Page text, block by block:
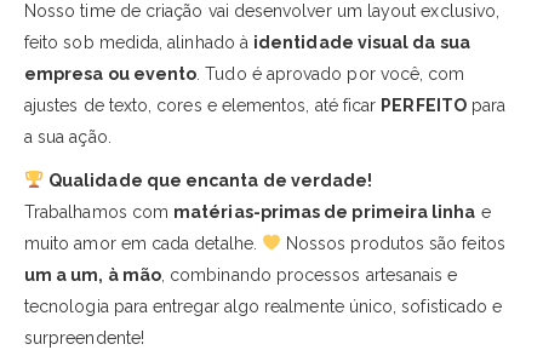
Nosso time de criação vai desenvolver um layout exclusivo,
feito sob medida, alinhado à identidade visual da sua
empresa ou evento . Tudo é aprovado por você, com
ajustes de texto, cores e elementos, até ficar PERFEITOpara
a sua ação.
Qualidade que encanta de verdade!
Trabalhamos com matérias-primas de primeira linha e
muito amor em cada detalhe.
Nossos produtos são feitos
um a um, à mão, combinando processos artesanais e
tecnologia para entregar algo realmente único, sofisticado e
surpreendente!